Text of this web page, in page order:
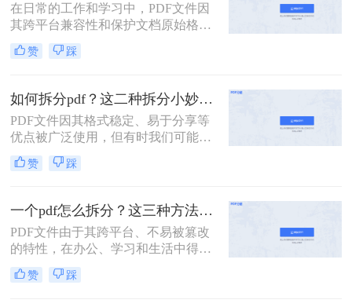
在日常的工作和学习中，PDF文件因
其跨平台兼容性和保护文档原始格式
的特性而被广泛使用。然而，有时候
为了便于查阅、管理和分享，我们可
多个较小的文件。那么如何把pdf文件
分割呢？以下是四种常用的PDF文件
分割方法，每种方法都有其独特的优
势和适用场景。
赞 踩
如何拆分pdf？这二种拆分小妙招了解下！
PDF文件因其格式稳定、易于分享等
优点被广泛使用，但有时我们可能需
要将一个大的PDF文档拆分成多个小
部分，以便于阅读、编辑或共享。那
单实用的PDF拆分方法。
赞 踩
一个pdf怎么拆分？这三种方法教你轻松拆分！
PDF文件由于其跨平台、不易被篡改
的特性，在办公、学习和生活中得到
了广泛的应用。然而，有时候一个大
型的PDF文件可能包含多个章节或不
赞 踩